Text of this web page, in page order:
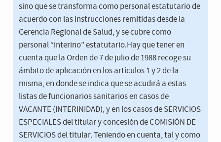
sino que se transforma como personal estatutario de
acuerdo con las instrucciones remitidas desde la
Gerencia Regional de Salud, y se cubre como
personal “interino” estatutario.Hay que tener en
cuenta que la Orden de 7 de julio de 1988 recoge su
ámbito de aplicación en los artículos 1 y 2 de la
misma, en donde se indica que se acudirá a estas
listas de funcionarios sanitarios en casos de
VACANTE (INTERINIDAD), y en los casos de SERVICIOS
ESPECIALES del titular y concesión de COMISIÓN DE
SERVICIOS del titular. Teniendo en cuenta, tal y como